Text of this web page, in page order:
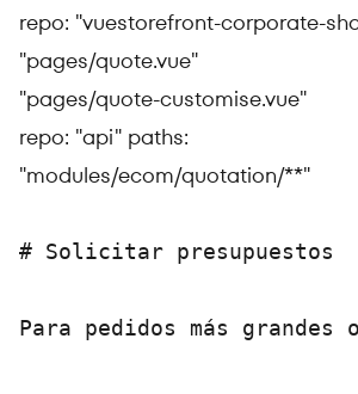
repo: "vuestorefront-corporate-
"pages/quote.vue"
"pages/quote-customise.vue"
repo: "api" paths:
"modules/ecom/quotation/**"
# Solicitar presupuestos
Para pedidos más